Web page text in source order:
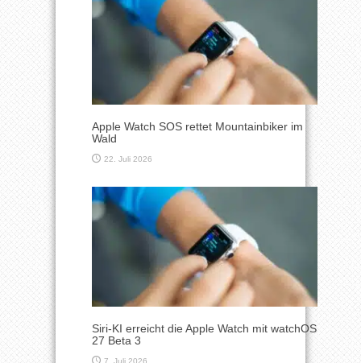
Apple Watch SOS rettet Mountainbiker im
Wald
22. Juli 2026
Siri-KI erreicht die Apple Watch mit watchOS
27 Beta 3
7. Juli 2026